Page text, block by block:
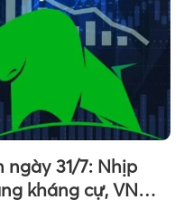
31/7: Nhịp
kháng cự, VN